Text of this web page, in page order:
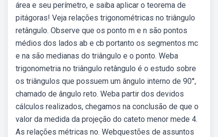
área e seu perímetro, e saiba aplicar o teorema de
pitágoras! Veja relações trigonométricas no triângulo
retângulo. Observe que os ponto m e n são pontos
médios dos lados ab e cb portanto os segmentos mc
e na são medianas do triângulo e o ponto. Weba
trigonometria no triângulo retângulo é o estudo sobre
os triângulos que possuem um ângulo interno de 90°,
chamado de ângulo reto. Weba partir dos devidos
cálculos realizados, chegamos na conclusão de que o
valor da medida da projeção do cateto menor mede 4.
As relações métricas no. Webquestões de assuntos